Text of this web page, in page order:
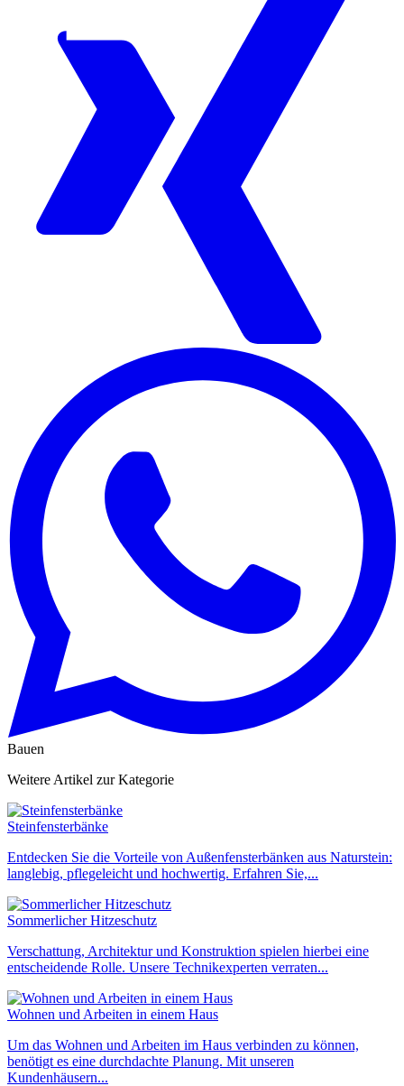
Bauen
Weitere Artikel zur Kategorie
Steinfensterbänke
Entdecken Sie die Vorteile von Außenfensterbänken aus Naturstein:
langlebig, pflegeleicht und hochwertig. Erfahren Sie,...
Sommerlicher Hitzeschutz
Verschattung, Architektur und Konstruktion spielen hierbei eine
entscheidende Rolle. Unsere Technikexperten verraten...
Wohnen und Arbeiten in einem Haus
Um das Wohnen und Arbeiten im Haus verbinden zu können,
benötigt es eine durchdachte Planung. Mit unseren
Kundenhäusern...